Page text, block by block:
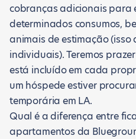
cobranças adicionais para
determinados consumos,
animais de estimação
individuais). Teremos
está incluído em cada
um hóspede estiver
temporária em LA.
Qual é a diferença entre
apartamentos da